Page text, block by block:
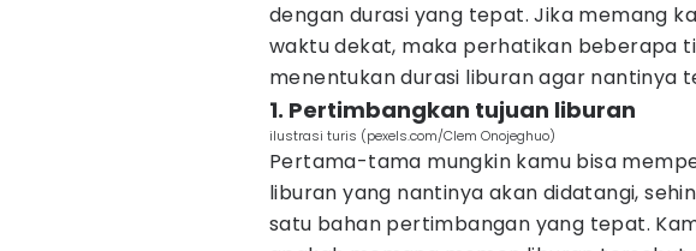
dengan durasi yang tepat. Jika memang
waktu dekat, maka perhatikan beberapa
menentukan durasi liburan agar nantinya
1. Pertimbangkan tujuan liburan
ilustrasi turis (pexels.com/Clem Onojeghuo)
Pertama-tama mungkin kamu bisa
liburan yang nantinya akan didatangi,
satu bahan pertimbangan yang tepat.